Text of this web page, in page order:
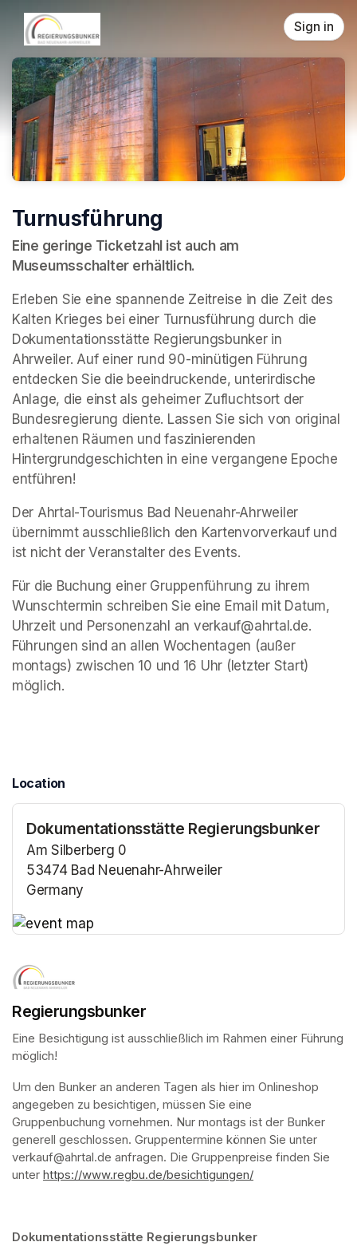
Skip header
Sign in
Turnusführung
Eine geringe Ticketzahl ist auch am
Museumsschalter erhältlich.
Erleben Sie eine spannende Zeitreise in die Zeit des
Kalten Krieges bei einer Turnusführung durch die
Dokumentationsstätte Regierungsbunker in
Ahrweiler. Auf einer rund 90-minütigen Führung
entdecken Sie die beeindruckende, unterirdische
Anlage, die einst als geheimer Zufluchtsort der
Bundesregierung diente. Lassen Sie sich von original
erhaltenen Räumen und faszinierenden
Hintergrundgeschichten in eine vergangene Epoche
entführen!
Der Ahrtal-Tourismus Bad Neuenahr-Ahrweiler
übernimmt ausschließlich den Kartenvorverkauf und
ist nicht der Veranstalter des Events.
Für die Buchung einer Gruppenführung zu ihrem
Wunschtermin schreiben Sie eine Email mit Datum,
Uhrzeit und Personenzahl an verkauf@ahrtal.de.
Führungen sind an allen Wochentagen (außer
montags) zwischen 10 und 16 Uhr (letzter Start)
möglich.
Location
Dokumentationsstätte Regierungsbunker
Am Silberberg 0
53474 Bad Neuenahr-Ahrweiler
Germany
Regierungsbunker
Eine Besichtigung ist ausschließlich im Rahmen einer Führung
möglich!
Um den Bunker an anderen Tagen als hier im Onlineshop
angegeben zu besichtigen, müssen Sie eine
Gruppenbuchung vornehmen. Nur montags ist der Bunker
generell geschlossen. Gruppentermine können Sie unter
verkauf@ahrtal.de anfragen. Die Gruppenpreise finden Sie
unter https://www.regbu.de/besichtigungen/
Dokumentationsstätte Regierungsbunker